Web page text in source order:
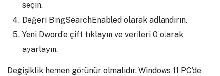
seçin.
Değeri BingSearchEnabled olarak adlandırın.
Yeni Dword’e çift tıklayın ve verileri 0 olarak
ayarlayın.
Değişiklik hemen görünür olmalıdır. Windows 11 PC’de